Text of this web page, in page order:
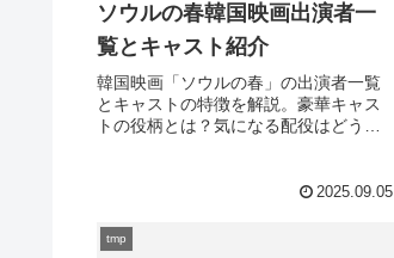
ソウルの春韓国映画出演者一
覧とキャスト紹介
韓国映画「ソウルの春」の出演者一覧
とキャストの特徴を解説。豪華キャス
トの役柄とは？気になる配役はどうな
2025.09.05
tmp